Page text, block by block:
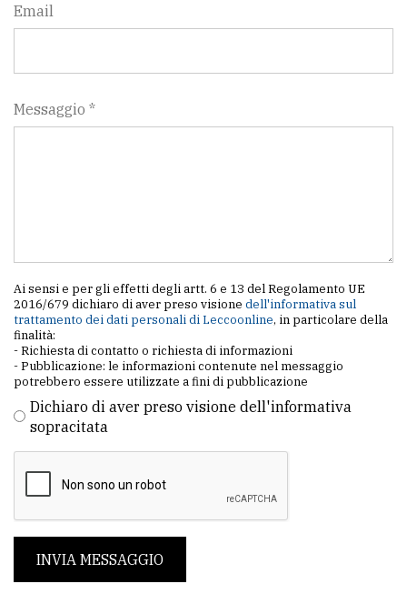
Email
Messaggio *
Ai sensi e per gli effetti degli artt. 6 e 13 del Regolamento UE
2016/679 dichiaro di aver preso visione dell'informativa sul
trattamento dei dati personali di Leccoonline, in particolare della
finalità:
- Richiesta di contatto o richiesta di informazioni
- Pubblicazione: le informazioni contenute nel messaggio
potrebbero essere utilizzate a fini di pubblicazione
Dichiaro di aver preso visione dell'informativa
sopracitata
INVIA MESSAGGIO